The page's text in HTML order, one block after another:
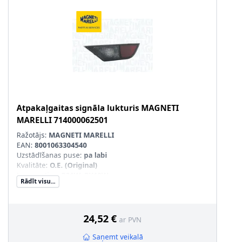
Atpakaļgaitas signāla lukturis MAGNETI
MARELLI714000062501
Ražotājs: MAGNETI MARELLI
EAN: 8001063304540
Uzstādīšanas puse: pa labi
Kvalitāte: O.E. (Original)
Lampas tips:
Apgaismošanas ierīces funkcija
Papildus artikuls/Papildus informācija
pāra artikulu numuri: 714000062500
Rādīt visu...
24,52 € ar PVN
Saņemt veikalā